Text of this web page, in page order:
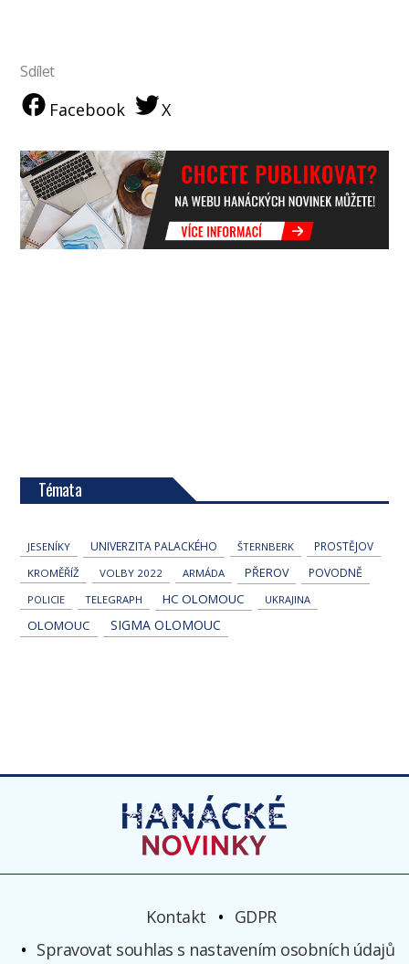
Sdílet
Facebook X
Témata
JESENÍKY UNIVERZITA PALACKÉHO ŠTERNBERK PROSTĚJOV
KROMĚŘÍŽ VOLBY 2022 ARMÁDA PŘEROV POVODNĚ
POLICIE TELEGRAPH HC OLOMOUC UKRAJINA
OLOMOUC SIGMA OLOMOUC
Kontakt
GDPR
Spravovat souhlas s nastavením osobních údajů